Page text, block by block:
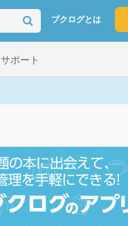
ブクログとは
サポート